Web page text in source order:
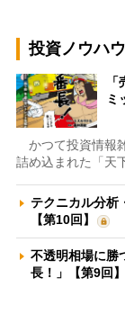
投資ノウハ
ミ
かつて投資情報
詰め込まれた「天
テクニカル分析
【第10回】
不透明相場に
長！」【第9回】